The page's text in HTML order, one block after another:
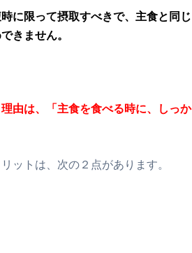
に限って摂取すべきで、主食と同じ
きません。
由は、「主食を食べる時に、しっか
ットは、次の２点があります。